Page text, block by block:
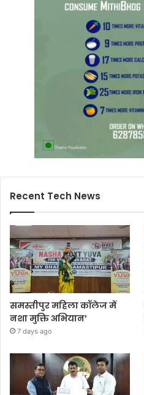
Recent Tech News
समस्तीपुर महिला कॉलेज में
नशा मुक्ति अभियान’
7 days ago